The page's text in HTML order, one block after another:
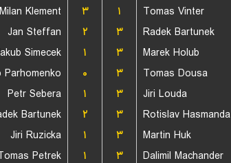
Milan Klement
۳ ۱ Tomas Vinter
Jan Steffan
۲ ۳ Radek Bartunek
Simecek
۱ ۳ Marek Holub
Parhomenko
۰ ۳ Tomas Dousa
Petr Sebera
۱ ۳ Jiri Louda
Bartunek
۲ ۳ Rotislav Hasmanda
Jiri Ruzicka
۱ ۳ Martin Huk
Petrek
۱ ۳ Dalimil Machander